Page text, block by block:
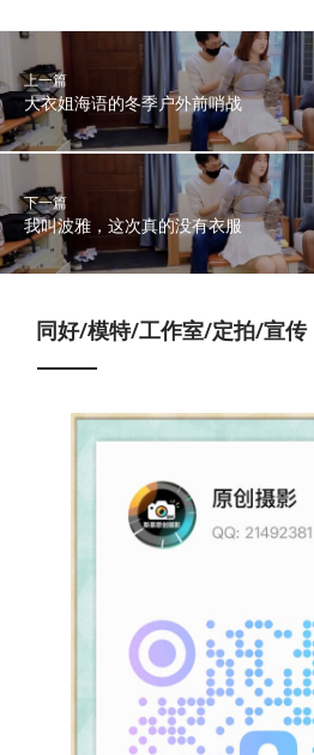
上一篇
大衣姐海语的冬季户外前哨战
下一篇
我叫波雅，这次真的没有衣服
同好/模特/工作室/定拍/宣传